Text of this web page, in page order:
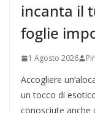
incanta il
foglie
1 Agosto 2026
Accogliere
un tocco di
conosciute anche